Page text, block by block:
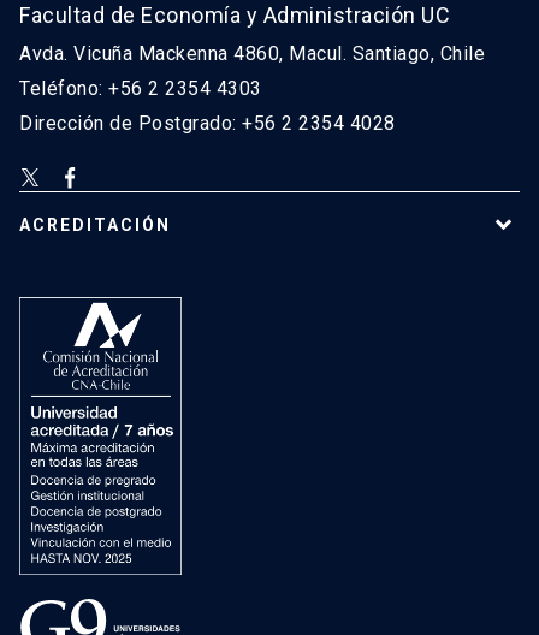
Facultad de Economía y Administración UC
Avda. Vicuña Mackenna 4860, Macul. Santiago, Chile
Teléfono: +56 2 2354 4303
Dirección de Postgrado: +56 2 2354 4028
ACREDITACIÓN